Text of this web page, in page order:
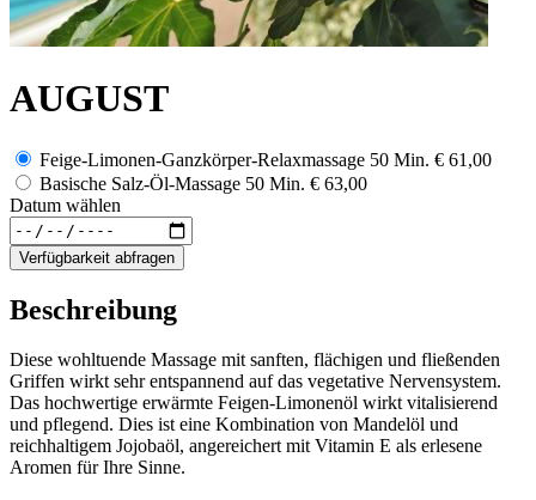
AUGUST
Feige-Limonen-Ganzkörper-Relaxmassage 50 Min. € 61,00
Basische Salz-Öl-Massage 50 Min. € 63,00
Datum wählen
Verfügbarkeit abfragen
Beschreibung
Diese wohltuende Massage mit sanften, flächigen und fließenden
Griffen wirkt sehr entspannend auf das vegetative Nervensystem.
Das hochwertige erwärmte Feigen-Limonenöl wirkt vitalisierend
und pflegend. Dies ist eine Kombination von Mandelöl und
reichhaltigem Jojobaöl, angereichert mit Vitamin E als erlesene
Aromen für Ihre Sinne.